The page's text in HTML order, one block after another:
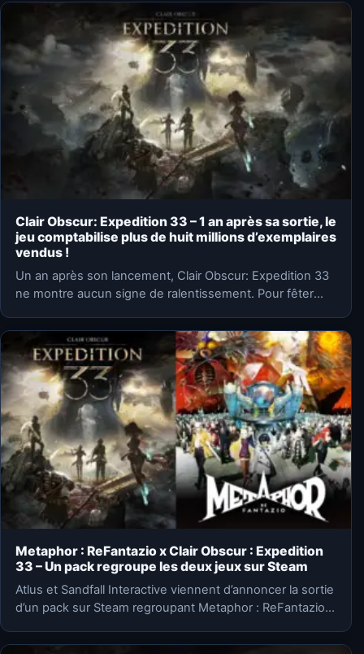
Clair Obscur: Expedition 33 – 1 an après sa sortie, le
jeu comptabilise plus de huit millions d’exemplaires
vendus !
Un an après son lancement, Clair Obscur: Expedition 33
ne montre aucun signe de ralentissement. Pour fêter
Metaphor : ReFantazio x Clair Obscur : Expedition
33 – Un pack regroupe les deux jeux sur Steam
Atlus et Sandfall Interactive viennent d’annoncer la sortie
d’un pack sur Steam regroupant Metaphor : ReFantazio